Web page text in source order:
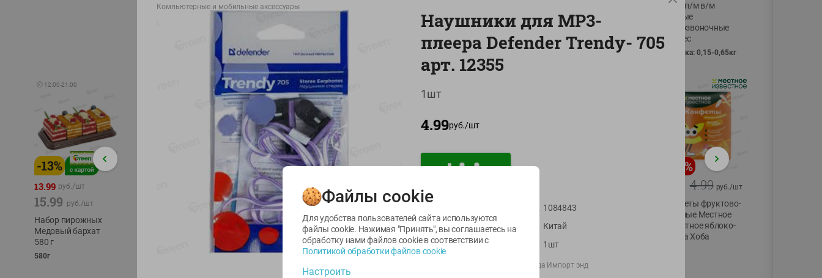
охлажденный 1 кг
охлажд
фасовка:0,15-0,6кг
мясо п/м в/м
водные
беспозвоночные
Vici вес
фасовка: 0,15-0,65кг
🕘 12:00-21:00
-13%
13.99 руб./шт
15.99 руб./шт
Набор пирожных
Медовый бархат
580 г
580г
-24%
6.59
4.99 руб./шт
ТОФУ Vegetus
ТВЕРДЫЙ
230г
-22%
Икра
трески
тихоокеанской
деликатесная
Лунское море 120г
ж/б ключ
120г
-17%
ГХИ Местное
Известное 99%
200г
Яйца перепелиные
Молодецкие
%
4.99 руб./шт
Конфеты фруктово-
ягодные Местное
известное яблоко-
тыква Хоба
Компьютерные и мобильные аксессуары
Наушники для МР3-
плеера Defender Trendy- 705
арт. 12355
1шт
4.99руб./шт
1084843
Страна пр-ва
Китай
Масса / Объем
1шт
Шенжень Ксиглида Импорт энд
Файлы cookie
Для удобства пользователей сайта используются
файлы cookie. Нажимая "Принять", вы соглашаетесь на
обработку нами файлов cookie в соответствии с
Политикой обработки файлов cookie
Настроить